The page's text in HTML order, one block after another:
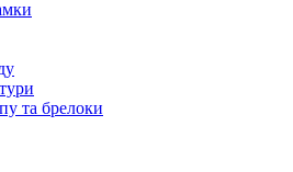
та брелоки